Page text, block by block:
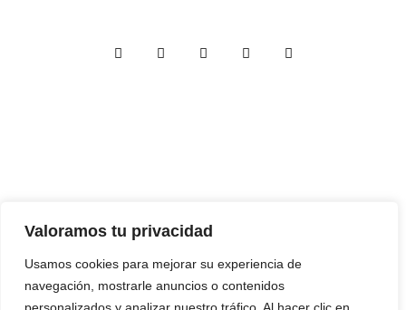
Valoramos tu privacidad
Usamos cookies para mejorar su experiencia de
navegación, mostrarle anuncios o contenidos
Custom Edition
Digital Edition